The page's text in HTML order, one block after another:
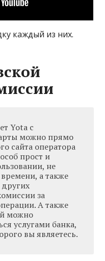
каждый из них.
Yota с
можно прямо
сайта оператора
прост и
не
а также
других
за
А также
можно
услугами банка,
вы являетесь.